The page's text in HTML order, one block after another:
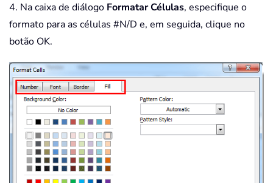
4. Na caixa de diálogo Formatar Células, especifique o
formato para as células #N/D e, em seguida, clique no
botão OK.